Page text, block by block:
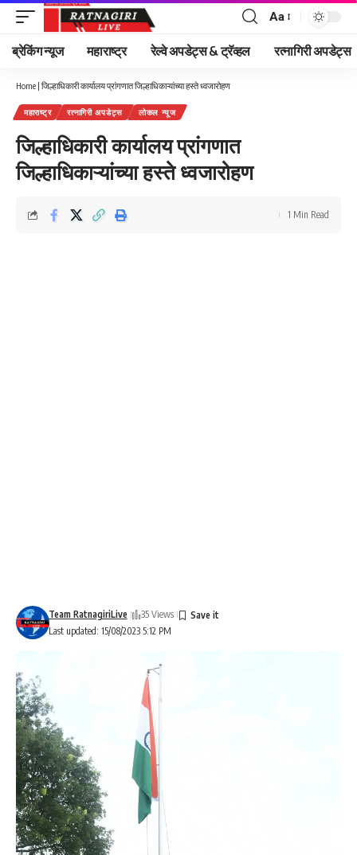
Font
Resizer
Aa
ब्रेकिंग न्यूज महाराष्ट्र रेल्वे अपडेट्स & ट्रॅव्हल रत्नागिरी अपडेट्स
Home | जिल्हाधिकारी कार्यालय प्रांगणात जिल्हाधिकाऱ्यांच्या हस्ते ध्वजारोहण
महाराष्ट्र रत्नागिरी अपडेट्स लोकल न्यूज
जिल्हाधिकारी कार्यालय प्रांगणात
जिल्हाधिकाऱ्यांच्या हस्ते ध्वजारोहण
Last updated: 15/08/2023 5:12 PM
Team RatnagiriLive 35 Views
1 Min Read